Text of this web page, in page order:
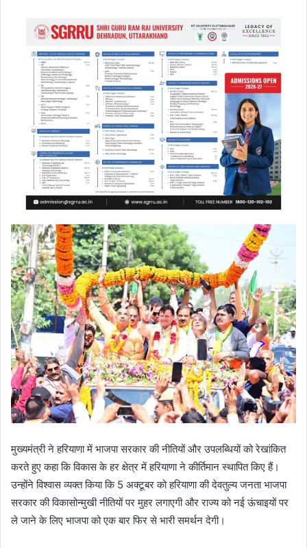
मुख्यमंत्री ने हरियाणा में भाजपा सरकार की नीतियों और उपलब्धियों को रेखांकित
करते हुए कहा कि विकास के हर क्षेत्र में हरियाणा ने कीर्तिमान स्थापित किए हैं।
उन्होंने विश्वास व्यक्त किया कि 5 अक्टूबर को हरियाणा की देवतुल्य जनता भाजपा
सरकार की विकासोन्मुखी नीतियों पर मुहर लगाएगी और राज्य को नई ऊंचाइयों पर
ले जाने के लिए भाजपा को एक बार फिर से भारी समर्थन देगी।